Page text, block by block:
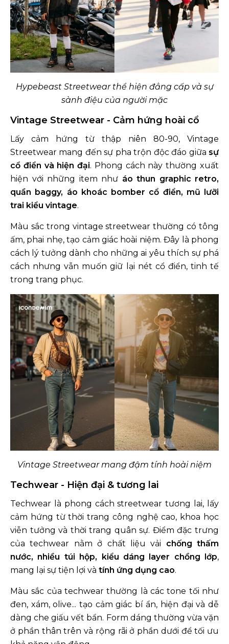
Hypebeast Streetwear thể hiện đẳng cấp và sự
sành điệu của người mặc
Vintage Streetwear - Cảm hứng hoài cổ
Lấy cảm hứng từ thập niên 80-90, Vintage
Streetwear mang đến sự pha trộn độc đáo giữa sự
cổ điển và hiện đại. Phong cách này thường xuất
hiện với những item như áo thun graphic retro,
quần baggy, áo khoác bomber cổ điển, mũ lưỡi
trai kiểu vintage.
Màu sắc trong vintage streetwear thường có tông
ấm, phai nhẹ, tạo cảm giác hoài niệm. Đây là phong
cách lý tưởng dành cho những ai yêu thích sự phá
cách nhưng vẫn muốn giữ lại nét cổ điển, tinh tế
trong trang phục.
Vintage Streetwear mang đậm tính hoài niệm
Techwear - Hiện đại & tương lai
Techwear là phong cách streetwear tương lai, lấy
cảm hứng từ thời trang công nghệ cao, khoa học
viễn tưởng và thời trang quân sự. Điểm đặc trưng
của techwear nằm ở chất liệu vải chống thấm
nước, nhiều túi hộp, kiểu dáng layer chồng lớp,
mang lại sự tiện lợi và tính ứng dụng cao.
Màu sắc của techwear thường là các tone tối như
đen, xám, olive... tạo cảm giác bí ẩn, hiện đại và dễ
dàng che giấu vết bẩn. Form dáng thường vừa vặn
ở phần thân trên và rộng rãi ở phần dưới để tối ưu